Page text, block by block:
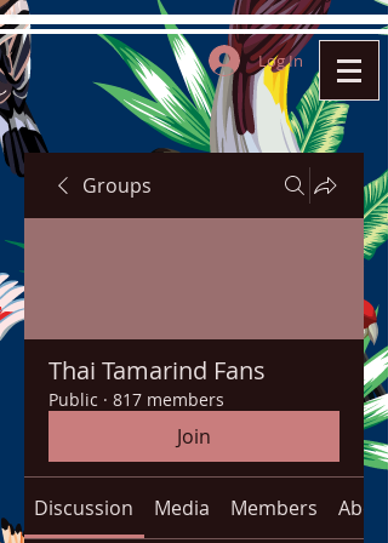
Log In
Groups
Thai Tamarind Fans
Public · 817 members
Join
Discussion Media Members About